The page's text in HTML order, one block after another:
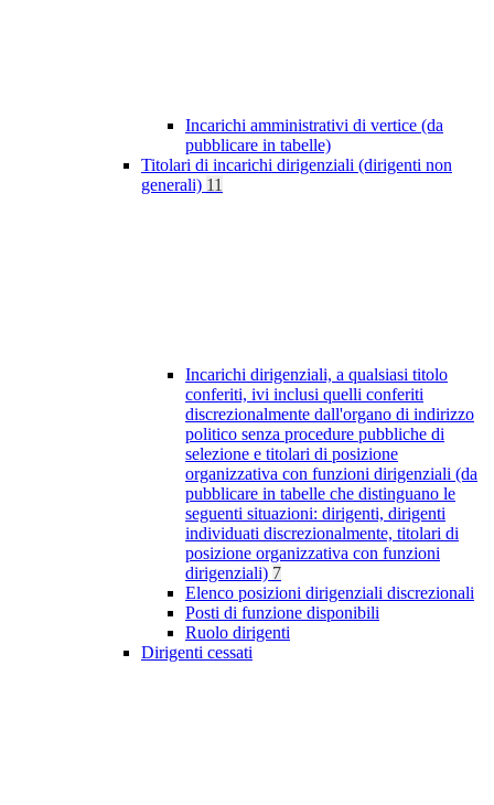
Incarichi amministrativi di vertice (da
pubblicare in tabelle)
Titolari di incarichi dirigenziali (dirigenti non
generali) 11
Incarichi dirigenziali, a qualsiasi titolo
conferiti, ivi inclusi quelli conferiti
discrezionalmente dall'organo di indirizzo
politico senza procedure pubbliche di
selezione e titolari di posizione
organizzativa con funzioni dirigenziali (da
pubblicare in tabelle che distinguano le
seguenti situazioni: dirigenti, dirigenti
individuati discrezionalmente, titolari di
posizione organizzativa con funzioni
dirigenziali) 7
Elenco posizioni dirigenziali discrezionali
Posti di funzione disponibili
Ruolo dirigenti
Dirigenti cessati